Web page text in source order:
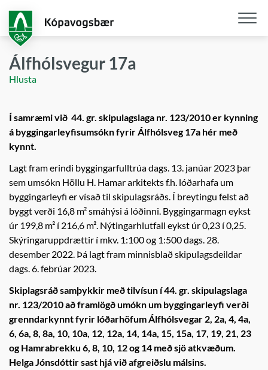
aðalefni
Álfhólsvegur 17a
Hlusta
Í samræmi við 44. gr. skipulagslaga nr. 123/2010 er kynning
á byggingarleyfisumsókn fyrir Álfhólsveg 17a hér með
kynnt.
Lagt fram erindi byggingarfulltrúa dags. 13. janúar 2023 þar
sem umsókn Höllu H. Hamar arkitekts f.h. lóðarhafa um
byggingarleyfi er vísað til skipulagsráðs. Í breytingu felst að
byggt verði 16,8 m² smáhýsi á lóðinni. Byggingarmagn eykst
úr 199,8 m² í 216,6 m². Nýtingarhlutfall eykst úr 0,23 í 0,25.
Skýringaruppdrættir í mkv. 1:100 og 1:500 dags. 28.
desember 2022. Þá lagt fram minnisblað skipulagsdeildar
dags. 6. febrúar 2023.
Skiplagsráð samþykkir með tilvísun í 44. gr. skipulagslaga
nr. 123/2010 að framlögð umókn um byggingarleyfi verði
grenndarkynnt fyrir lóðarhöfum Álfhólsvegar 2, 2a, 4, 4a,
6, 6a, 8, 8a, 10, 10a, 12, 12a, 14, 14a, 15, 15a, 17, 19, 21, 23
og Hamrabrekku 6, 8, 10, 12 og 14 með sjö atkvæðum.
Helga Jónsdóttir sast hjá við afgreiðslu málsins.
Opna